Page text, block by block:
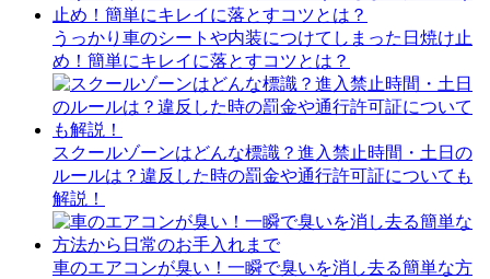
うっかり車のシートや内装につけてしまった日焼け止
め！簡単にキレイに落とすコツとは？
スクールゾーンはどんな標識？進入禁止時間・土日の
ルールは？違反した時の罰金や通行許可証についても
解説！
車のエアコンが臭い！一瞬で臭いを消し去る簡単な方